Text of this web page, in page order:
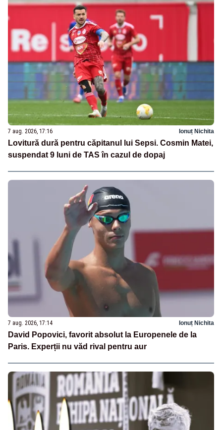
7 aug. 2026, 17:16 Ionuț Nichita
Lovitură dură pentru căpitanul lui Sepsi. Cosmin Matei,
suspendat 9 luni de TAS în cazul de dopaj
7 aug. 2026, 17:14 Ionuț Nichita
David Popovici, favorit absolut la Europenele de la
Paris. Experții nu văd rival pentru aur